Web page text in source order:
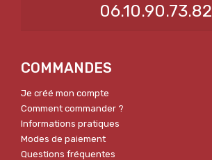
06.10.90.73.82
COMMANDES
Je créé mon compte
Comment commander ?
Informations pratiques
Modes de paiement
Questions fréquentes